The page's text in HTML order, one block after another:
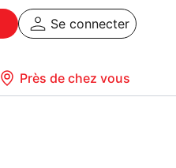
Se connecter
Près de chez vous